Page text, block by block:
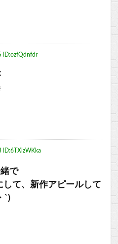
ID:ozfQdnfdr
ID:6TXizWKka
で
て、新作アピールして
`)